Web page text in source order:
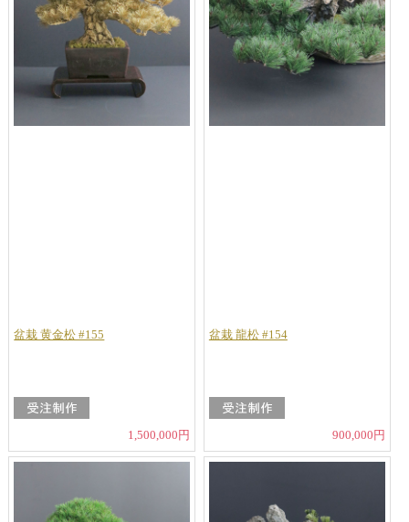
盆栽 黄金松 #155
1,500,000円
盆栽 龍松 #154
900,000円